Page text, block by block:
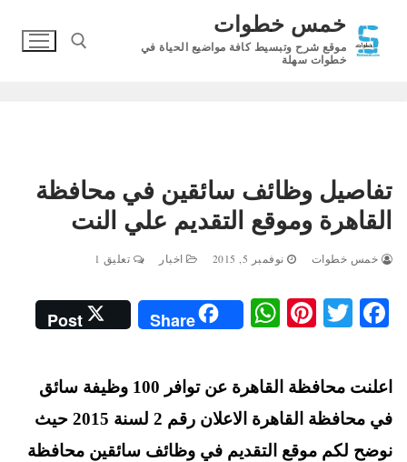
المحتوى
خمس خطوات
موقع شرح وتبسيط كافة مواضيع الحياة في
خطوات سهلة
تفاصيل وظائف سائقين في محافظة
القاهرة وموقع التقديم علي النت
خمس خطوات نوفمبر 5, 2015 اخبار تعليق 1
Fa
ok
T
tte
r
Pi
er
es
t
W
ha
A
pp
Share
Post
اعلنت محافظة القاهرة عن توافر 100 وظيفة سائق
في محافظة القاهرة الاعلان رقم 2 لسنة 2015 حيث
نوضح لكم موقع التقديم في وظائف سائقين محافظة